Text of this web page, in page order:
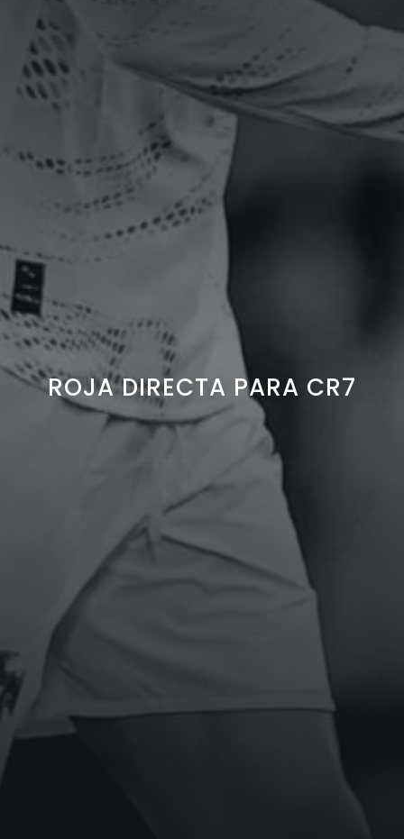
ROJA DIRECTA PARA CR7